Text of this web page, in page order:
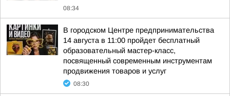
08:34
В городском Центре предпринимательства
14 августа в 11:00 пройдет бесплатный
образовательный мастер-класс,
посвященный современным инструментам
продвижения товаров и услуг
08:30